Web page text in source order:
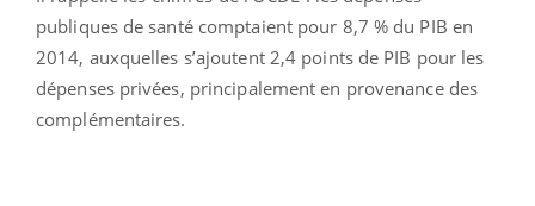
publiques de santé comptaient pour 8,7 % du PIB en
2014, auxquelles s’ajoutent 2,4 points de PIB pour les
dépenses privées, principalement en provenance des
complémentaires.